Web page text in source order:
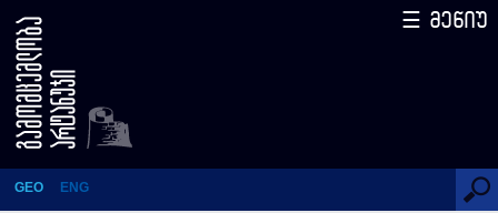
დავით ფერაძე
GEO ENG
☰ მენიუ